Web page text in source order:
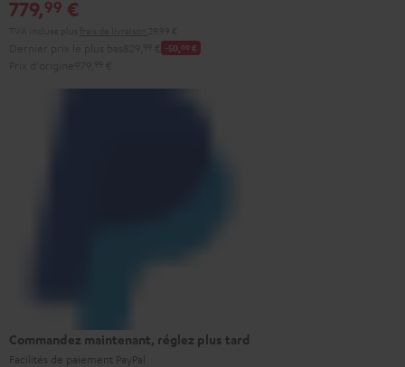
779,99 €
-50,00 €
Commandez maintenant, réglez plus tard
Facilités de paiement PayPal